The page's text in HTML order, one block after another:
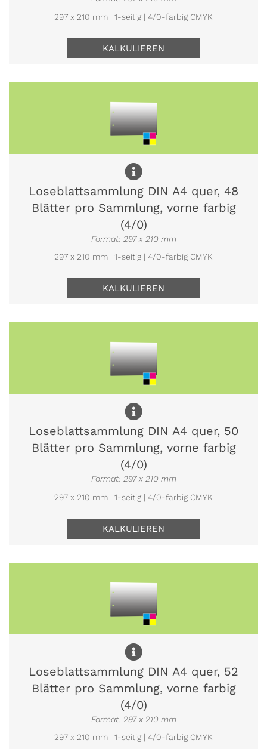
297 x 210 mm | 1-seitig | 4/0-farbig CMYK
KALKULIEREN
Loseblattsammlung DIN A4 quer, 48
Blätter pro Sammlung, vorne farbig
(4/0)
Format: 297 x 210 mm
297 x 210 mm | 1-seitig | 4/0-farbig CMYK
KALKULIEREN
Loseblattsammlung DIN A4 quer, 50
Blätter pro Sammlung, vorne farbig
(4/0)
Format: 297 x 210 mm
297 x 210 mm | 1-seitig | 4/0-farbig CMYK
KALKULIEREN
Loseblattsammlung DIN A4 quer, 52
Blätter pro Sammlung, vorne farbig
(4/0)
Format: 297 x 210 mm
297 x 210 mm | 1-seitig | 4/0-farbig CMYK